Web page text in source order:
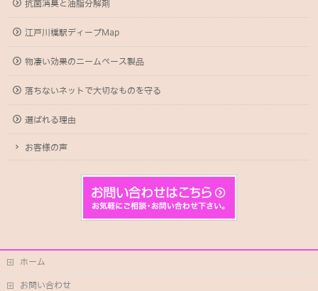
抗菌消臭と油脂分解剤
江戸川橋駅ディープMap
物凄い効果のニームベース製品
落ちないネットで大切なものを守る
選ばれる理由
お客様の声
ホーム
お問い合わせ